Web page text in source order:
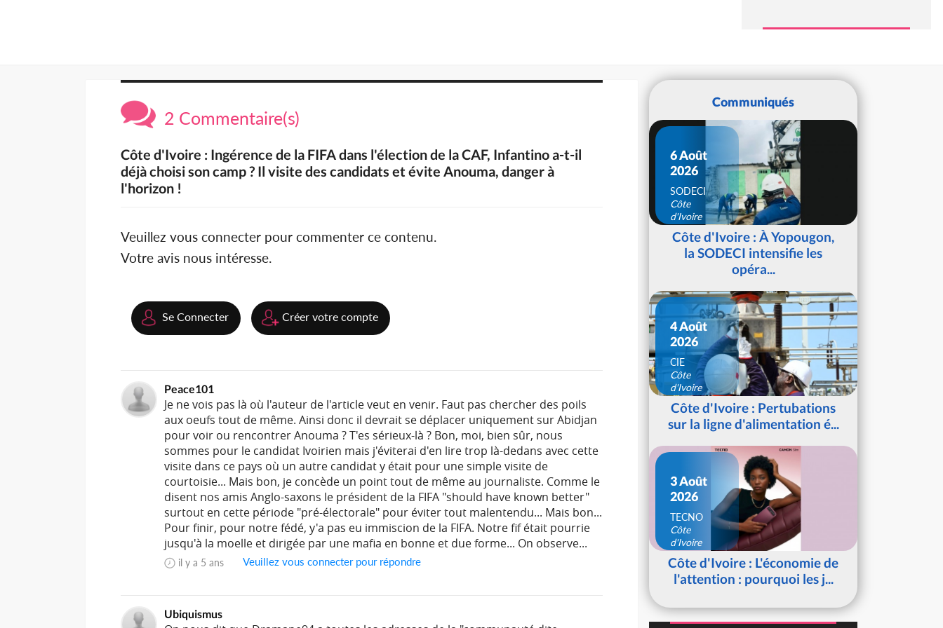
2 Commentaire(s)
Côte d'Ivoire : Ingérence de la FIFA dans l'élection de la CAF, Infantino a-t-il
déjà choisi son camp ? Il visite des candidats et évite Anouma, danger à
l'horizon !
Veuillez vous connecter pour commenter ce contenu.
Votre avis nous intéresse.
Se Connecter Créer votre compte
Peace101
Je ne vois pas là où l'auteur de l'article veut en venir. Faut pas chercher des poils
aux oeufs tout de même. Ainsi donc il devrait se déplacer uniquement sur Abidjan
pour voir ou rencontrer Anouma ? T'es sérieux-là ? Bon, moi, bien sûr, nous
sommes pour le candidat Ivoirien mais j'éviterai d'en lire trop là-dedans avec cette
visite dans ce pays où un autre candidat y était pour une simple visite de
courtoisie... Mais bon, je concède un point tout de même au journaliste. Comme le
disent nos amis Anglo-saxons le président de la FIFA "should have known better"
surtout en cette période "pré-électorale" pour éviter tout malentendu... Mais bon...
Pour finir, pour notre fédé, y'a pas eu immiscion de la FIFA. Notre fif était pourrie
jusqu'à la moelle et dirigée par une mafia en bonne et due forme... On observe...
il y a 5 ans Veuillez vous connecter pour répondre
Ubiquismus
Communiqués
6 Août
2026
SODECI
Côte
d'Ivoire
Côte d'Ivoire : À Yopougon,
la SODECI intensifie les
opéra...
4 Août
2026
CIE
Côte
d'Ivoire
Côte d'Ivoire : Pertubations
sur la ligne d'alimentation é...
3 Août
2026
TECNO
Côte
d'Ivoire
Côte d'Ivoire : L'économie de
l'attention : pourquoi les j...